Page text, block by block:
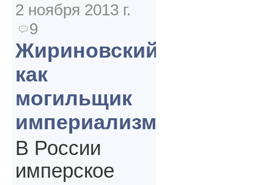
2 ноября 2013 г.
9
Жириновский
как
могильщик
империализма
В России
имперское